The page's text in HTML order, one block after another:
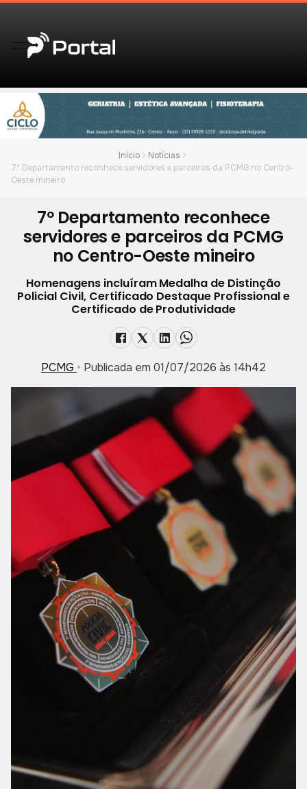
Início
Notícias
7º Departamento reconhece servidores e parceiros da PCMG no Centro-
Oeste mineiro
7º Departamento reconhece
servidores e parceiros da PCMG
no Centro-Oeste mineiro
Homenagens incluíram Medalha de Distinção
Policial Civil, Certificado Destaque Profissional e
Certificado de Produtividade
PCMG • Publicada em 01/07/2026 às 14h42